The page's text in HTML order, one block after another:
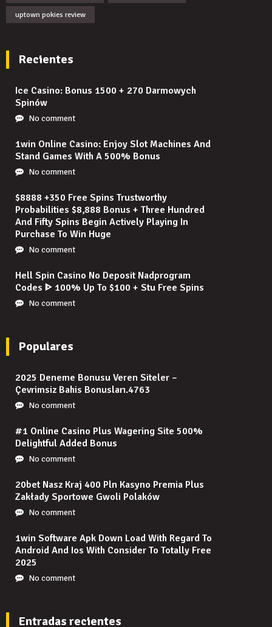
uptown pokies review
Recientes
Ice Casino: Bonus 1500 + 270 Darmowych
Spinów
No comment
1win Online Casino: Enjoy Slot Machines And
Stand Games With A 500% Bonus
No comment
$8888 +350 Free Spins Trustworthy
Probabilities $8,888 Bonus + Three Hundred
And Fifty Spins Begin Actively Playing In
Purchase To Win Huge
No comment
Hell Spin Casino No Deposit Nadprogram
Codes ᐈ 100% Up To $100 + Stu Free Spins
No comment
Populares
2025 Deneme Bonusu Veren Siteler –
Çevrimsiz Bahis Bonusları.4763
No comment
#1 Online Casino Plus Wagering Site 500%
Delightful Added Bonus
No comment
20bet Nasz Kraj 400 Pln Kasyno Premia Plus
Zakłady Sportowe Gwoli Polaków
No comment
1win Software Apk Down Load With Regard To
Android And Ios With Consider To Totally Free
2025
No comment
Entradas recientes